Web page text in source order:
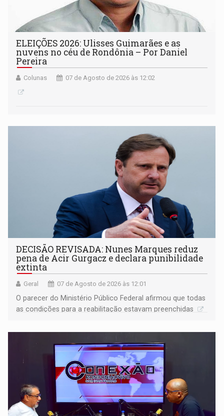
ELEIÇÕES 2026: Ulisses Guimarães e as
nuvens no céu de Rondônia – Por Daniel
Pereira
Colunas 07 de Agosto de 2026 às 12:02
DECISÃO REVISADA: Nunes Marques reduz
pena de Acir Gurgacz e declara punibilidade
extinta
Geral 07 de Agosto de 2026 às 12:01
O parecer do Ministério Público Federal afirmou que todas
as condições para a reabilitação estavam preenchidas